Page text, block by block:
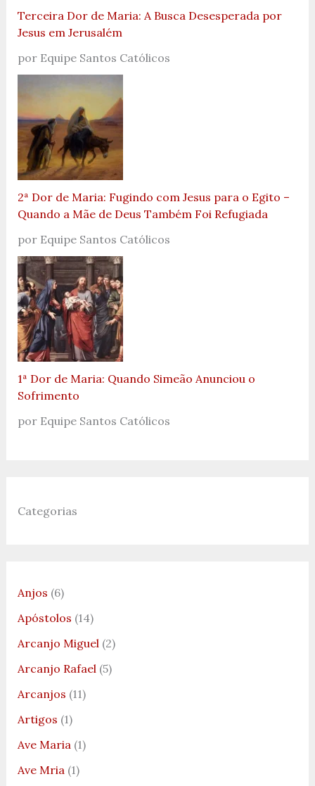
Terceira Dor de Maria: A Busca Desesperada por
Jesus em Jerusalém
por Equipe Santos Católicos
2ª Dor de Maria: Fugindo com Jesus para o Egito –
Quando a Mãe de Deus Também Foi Refugiada
por Equipe Santos Católicos
1ª Dor de Maria: Quando Simeão Anunciou o
Sofrimento
por Equipe Santos Católicos
Categorias
Anjos (6)
Apóstolos (14)
Arcanjo Miguel (2)
Arcanjo Rafael (5)
Arcanjos (11)
Artigos (1)
Ave Maria (1)
Ave Mria (1)